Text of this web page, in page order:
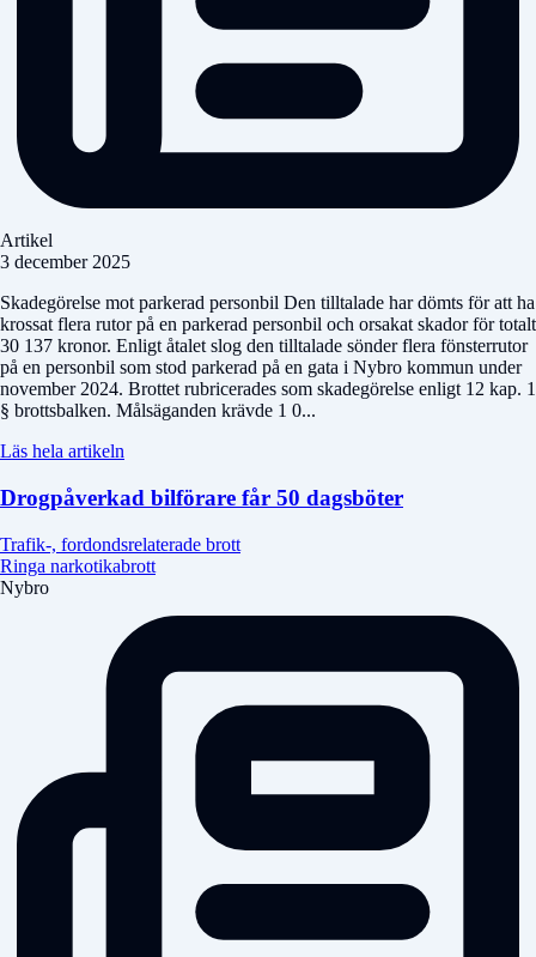
Artikel
3 december 2025
Skadegörelse mot parkerad personbil Den tilltalade har dömts för att ha
krossat flera rutor på en parkerad personbil och orsakat skador för totalt
30 137 kronor. Enligt åtalet slog den tilltalade sönder flera fönsterrutor
på en personbil som stod parkerad på en gata i Nybro kommun under
november 2024. Brottet rubricerades som skadegörelse enligt 12 kap. 1
§ brottsbalken. Målsäganden krävde 1 0...
Läs hela artikeln
Drogpåverkad bilförare får 50 dagsböter
Trafik-, fordondsrelaterade brott
Ringa narkotikabrott
Nybro